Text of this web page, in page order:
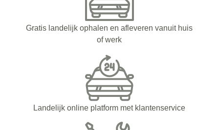
Gratis landelijk ophalen en afleveren vanuit huis
of werk
Landelijk online platform met klantenservice